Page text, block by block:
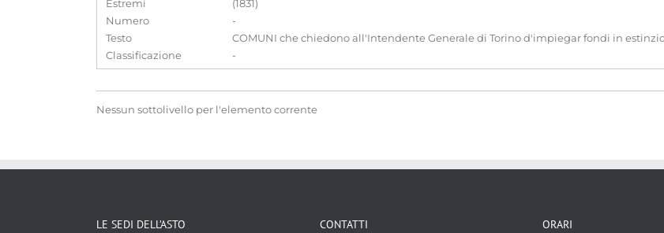
Estremi
(1831)
Numero
-
Testo
COMUNI che chiedono all'Intendente Generale di Torino d'impiegar fondi in
Classificazione
-
Nessun sottolivello per l'elemento corrente
LE SEDI DELL’ASTO CONTATTI ORARI